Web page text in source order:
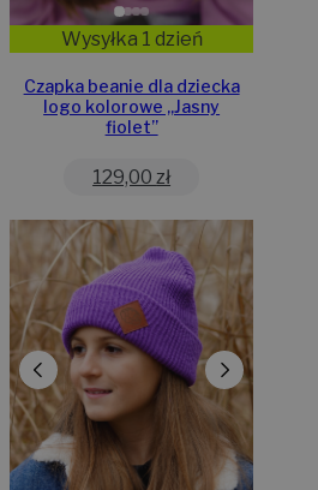
Wysyłka 1 dzień
Czapka beanie dla dziecka
logo kolorowe „Jasny
fiolet”
129,00 zł